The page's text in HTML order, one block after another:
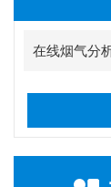
在线烟气分